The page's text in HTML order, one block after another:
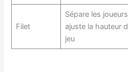
Filet
Sépare les
ajuste la hauteur
jeu